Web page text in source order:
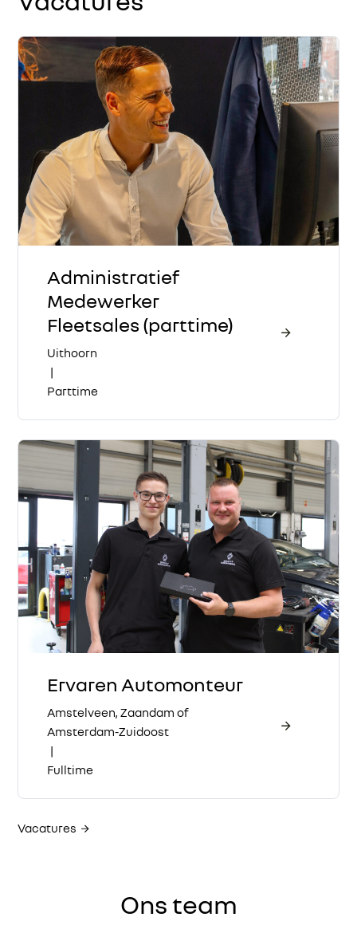
Administratief
Medewerker
Fleetsales (parttime)
Uithoorn
|
Parttime
Ervaren Automonteur
Amstelveen, Zaandam of
Amsterdam-Zuidoost
|
Fulltime
Vacatures
Ons team